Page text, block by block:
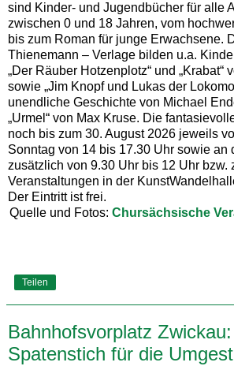
sind Kinder- und Jugendbücher für alle
zwischen 0 und 18 Jahren, vom
bis zum Roman für junge Erwachsene.
Thienemann – Verlage bilden u.a.
„Der Räuber Hotzenplotz“ und „Krabat“
sowie „Jim Knopf und Lukas der
unendliche Geschichte von Michael
„Urmel“ von Max Kruse. Die
noch bis zum 30. August 2026 jeweils
Sonntag von 14 bis 17.30 Uhr sowie an
zusätzlich von 9.30 Uhr bis 12 Uhr bzw.
Veranstaltungen in der
Der Eintritt ist frei.
Quelle und Fotos: Chursächsische
Teilen
Bahnhofsvorplatz
Spatenstich für die